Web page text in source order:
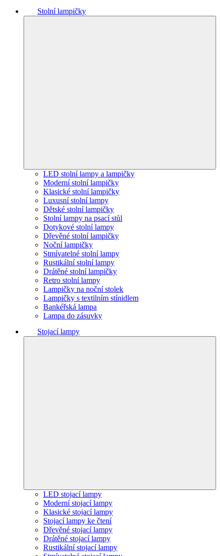
Stolní lampičky
LED stolní lampy a lampičky
Moderní stolní lampičky
Klasické stolní lampičky
Luxusní stolní lampy
Dětské stolní lampičky
Stolní lampy na psací stůl
Dotykové stolní lampy
Dřevěné stolní lampičky
Noční lampičky
Stmívatelné stolní lampy
Rustikální stolní lampy
Drátěné stolní lampičky
Retro stolní lampy
Lampičky na noční stolek
Lampičky s textilním stínidlem
Bankéřská lampa
Lampa do zásuvky
Stojací lampy
LED stojací lampy
Moderní stojací lampy
Klasické stojací lampy
Stojací lampy ke čtení
Dřevěné stojací lampy
Drátěné stojací lampy
Rustikální stojací lampy